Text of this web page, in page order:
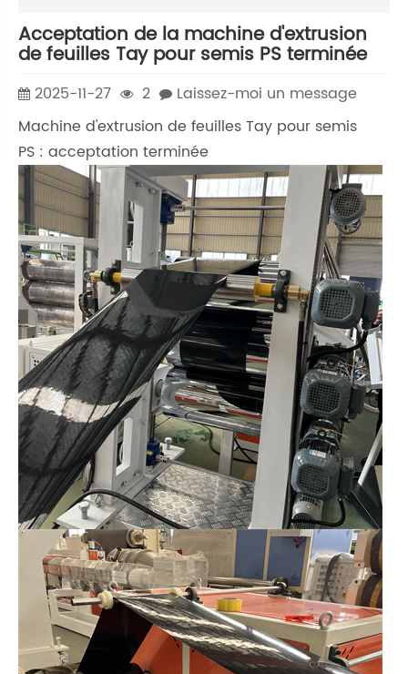
Acceptation de la machine d'extrusion
de feuilles Tay pour semis PS terminée
2025-11-27 2
Laissez-moi un message
Machine d'extrusion de feuilles Tay pour semis
PS : acceptation terminée